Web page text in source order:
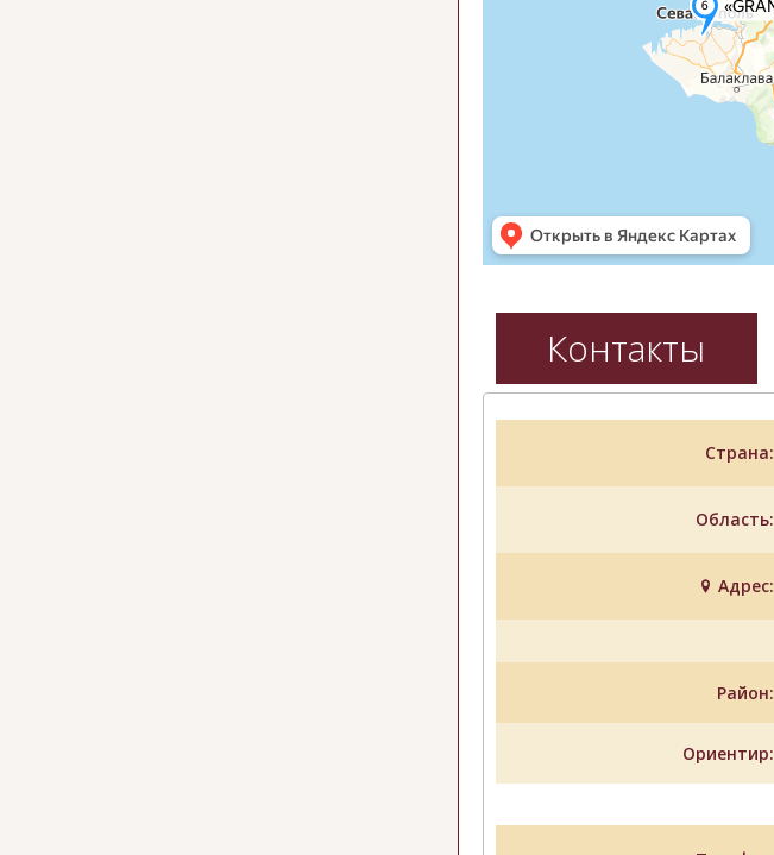
Контакты
Страна:
Область:
Адрес:
Район:
Ориентир: